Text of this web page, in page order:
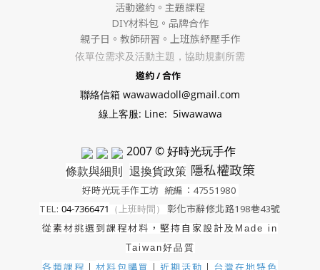
活動邀約。 主題課程
DIY材料包。 品牌合作
親子日。教師研習。上班族紓壓手作
依單位需求及活動主題，協助規劃所需
邀約 / 合作
聯絡信箱 wawawadoll@gmail.com
線上客服: Line: 5iwawawa
2007 © 好時光玩手作
條款與細則 退換貨政策 隱私權政策
好時光玩手作工坊 統編：47551980
TEL: 04-7366471 （上班時間） 彰化市辭修北路198巷43號
從素材挑選到課程材料，堅持自家設計及 Made in
Taiwan好品質
各類課程 ｜ 材料包購買 ｜ 近期活動 ｜ 台灣在地特色